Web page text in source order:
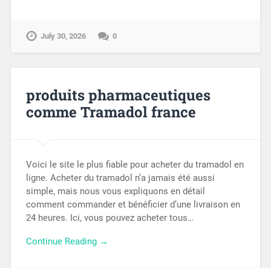
July 30, 2026 0
produits pharmaceutiques
comme Tramadol france
Voici le site le plus fiable pour acheter du tramadol en
ligne. Acheter du tramadol n’a jamais été aussi
simple, mais nous vous expliquons en détail
comment commander et bénéficier d’une livraison en
24 heures. Ici, vous pouvez acheter tous…
Continue Reading →